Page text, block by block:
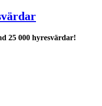
25 000 hyresvärdar!